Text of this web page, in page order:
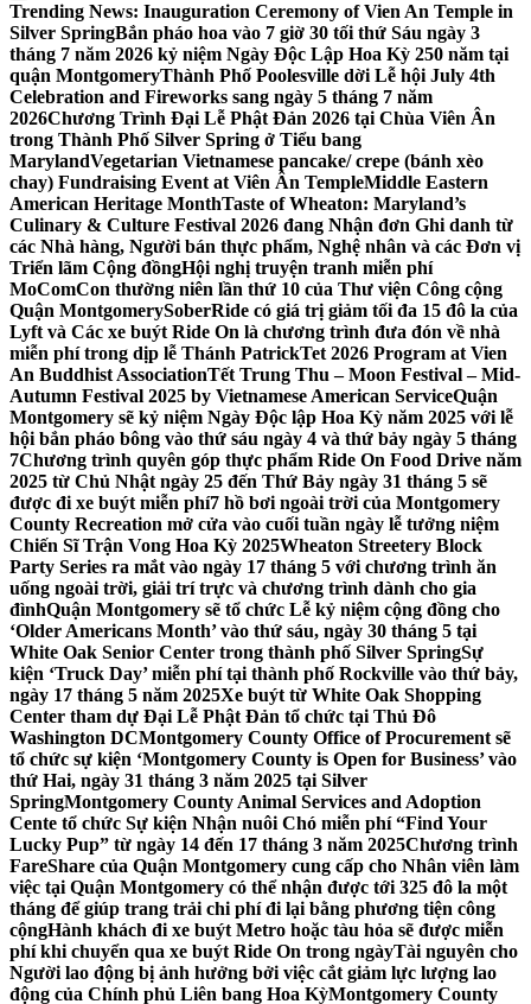
Trending News: Inauguration Ceremony of Vien An Temple in
Silver SpringBắn pháo hoa vào 7 giờ 30 tối thứ Sáu ngày 3
tháng 7 năm 2026 kỷ niệm Ngày Độc Lập Hoa Kỳ 250 năm tại
quận MontgomeryThành Phố Poolesville dời Lễ hội July 4th
Celebration and Fireworks sang ngày 5 tháng 7 năm
2026Chương Trình Đại Lễ Phật Đản 2026 tại Chùa Viên Ân
trong Thành Phố Silver Spring ở Tiểu bang
MarylandVegetarian Vietnamese pancake/ crepe (bánh xèo
chay) Fundraising Event at Viên Ân TempleMiddle Eastern
American Heritage MonthTaste of Wheaton: Maryland’s
Culinary & Culture Festival 2026 đang Nhận đơn Ghi danh từ
các Nhà hàng, Người bán thực phẩm, Nghệ nhân và các Đơn vị
Triển lãm Cộng đồngHội nghị truyện tranh miễn phí
MoComCon thường niên lần thứ 10 của Thư viện Công cộng
Quận MontgomerySoberRide có giá trị giảm tối đa 15 đô la của
Lyft và Các xe buýt Ride On là chương trình đưa đón về nhà
miễn phí trong dịp lễ Thánh PatrickTet 2026 Program at Vien
An Buddhist AssociationTết Trung Thu – Moon Festival – Mid-
Autumn Festival 2025 by Vietnamese American ServiceQuận
Montgomery sẽ kỷ niệm Ngày Độc lập Hoa Kỳ năm 2025 với lễ
hội bắn pháo bông vào thứ sáu ngày 4 và thứ bảy ngày 5 tháng
7Chương trình quyên góp thực phẩm Ride On Food Drive năm
2025 từ Chủ Nhật ngày 25 đến Thứ Bảy ngày 31 tháng 5 sẽ
được đi xe buýt miễn phí7 hồ bơi ngoài trời của Montgomery
County Recreation mở cửa vào cuối tuần ngày lễ tưởng niệm
Chiến Sĩ Trận Vong Hoa Kỳ 2025Wheaton Streetery Block
Party Series ra mắt vào ngày 17 tháng 5 với chương trình ăn
uống ngoài trời, giải trí trực và chương trình dành cho gia
đìnhQuận Montgomery sẽ tổ chức Lễ kỷ niệm cộng đồng cho
‘Older Americans Month’ vào thứ sáu, ngày 30 tháng 5 tại
White Oak Senior Center trong thành phố Silver SpringSự
kiện ‘Truck Day’ miễn phí tại thành phố Rockville vào thứ bảy,
ngày 17 tháng 5 năm 2025Xe buýt từ White Oak Shopping
Center tham dự Đại Lễ Phật Đản tổ chức tại Thủ Đô
Washington DCMontgomery County Office of Procurement sẽ
tổ chức sự kiện ‘Montgomery County is Open for Business’ vào
thứ Hai, ngày 31 tháng 3 năm 2025 tại Silver
SpringMontgomery County Animal Services and Adoption
Cente tổ chức Sự kiện Nhận nuôi Chó miễn phí “Find Your
Lucky Pup” từ ngày 14 đến 17 tháng 3 năm 2025Chương trình
FareShare của Quận Montgomery cung cấp cho Nhân viên làm
việc tại Quận Montgomery có thể nhận được tới 325 đô la một
tháng để giúp trang trải chi phí đi lại bằng phương tiện công
cộngHành khách đi xe buýt Metro hoặc tàu hỏa sẽ được miễn
phí khi chuyển qua xe buýt Ride On trong ngàyTài nguyên cho
Người lao động bị ảnh hưởng bởi việc cắt giảm lực lượng lao
động của Chính phủ Liên bang Hoa KỳMontgomery County